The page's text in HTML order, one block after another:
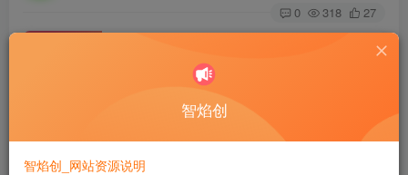
0 318 27
此内容为付费资源，请付费后查看
9.9
普通合伙人免费
智焰创
智焰创_网站资源说明